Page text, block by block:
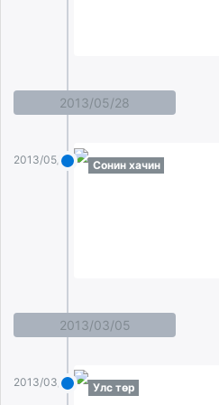
2013/05/28
2013/05/28 Сонин хачин
2013/03/05
2013/03/05 Улс төр